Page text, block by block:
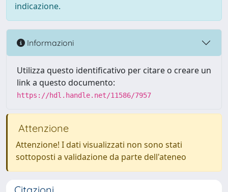
indicazione.
Informazioni
Utilizza questo identificativo per citare o creare un
link a questo documento:
https://hdl.handle.net/11586/7957
Attenzione
Attenzione! I dati visualizzati non sono stati
sottoposti a validazione da parte dell'ateneo